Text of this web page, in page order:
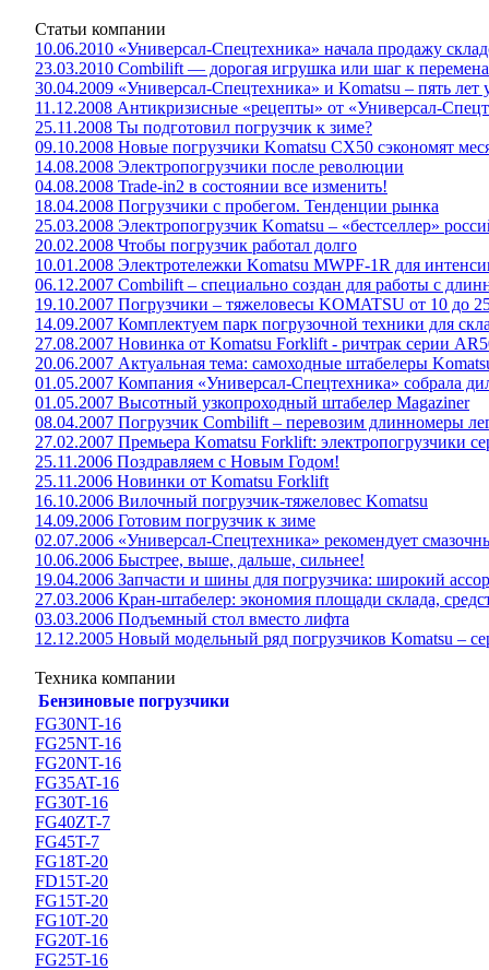
Статьи компании
10.06.2010 «Универсал-Спецтехника» начала продажу
23.03.2010 Combilift — дорогая игрушка или шаг к
30.04.2009 «Универсал-Спецтехника» и Komatsu – пять
11.12.2008 Антикризисные «рецепты» от «Универсал-
25.11.2008 Ты подготовил погрузчик к зиме?
09.10.2008 Новые погрузчики Komatsu CX50 сэкономят
14.08.2008 Электропогрузчики после революции
04.08.2008 Trade-in2 в состоянии все изменить!
18.04.2008 Погрузчики с пробегом. Тенденции рынка
25.03.2008 Электропогрузчик Komatsu – «бестселлер»
20.02.2008 Чтобы погрузчик работал долго
10.01.2008 Электротележки Komatsu MWPF-1R для
06.12.2007 Combilift – специально создан для работы с
19.10.2007 Погрузчики – тяжеловесы KOMATSU от 10 до
14.09.2007 Комплектуем парк погрузочной техники для
27.08.2007 Новинка от Komatsu Forklift - ричтрак серии
20.06.2007 Актуальная тема: самоходные штабелеры
01.05.2007 Компания «Универсал-Спецтехника» собрала
01.05.2007 Высотный узкопроходный штабелер Magaziner
08.04.2007 Погрузчик Combilift – перевозим длинномеры
27.02.2007 Премьера Komatsu Forklift: электропогрузчики
25.11.2006 Поздравляем с Новым Годом!
25.11.2006 Новинки от Komatsu Forklift
16.10.2006 Вилочный погрузчик-тяжеловес Komatsu
14.09.2006 Готовим погрузчик к зиме
02.07.2006 «Универсал-Спецтехника» рекомендует
10.06.2006 Быстрее, выше, дальше, сильнее!
19.04.2006 Запчасти и шины для погрузчика: широкий
27.03.2006 Кран-штабелер: экономия площади склада,
03.03.2006 Подъемный стол вместо лифта
12.12.2005 Новый модельный ряд погрузчиков Komatsu –
Техника компании
Бензиновые погрузчики
FG30NT-16
FG25NT-16
FG20NT-16
FG35AT-16
FG30T-16
FG40ZT-7
FG45T-7
FG18T-20
FD15T-20
FG15T-20
FG10T-20
FG20T-16
FG25T-16